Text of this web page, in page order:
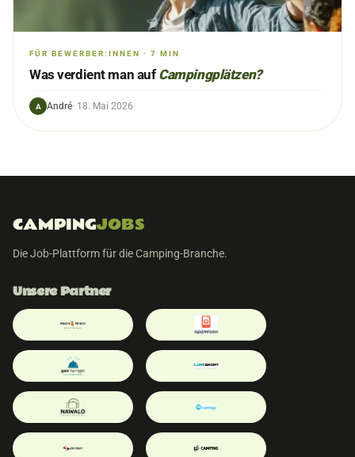
FÜR BEWERBER:INNEN · 7 MIN
Was verdient man auf Campingplätzen?
A André· 18. Mai 2026
CAMPINGJOBS
Die Job-Plattform für die Camping-Branche.
Unsere Partner